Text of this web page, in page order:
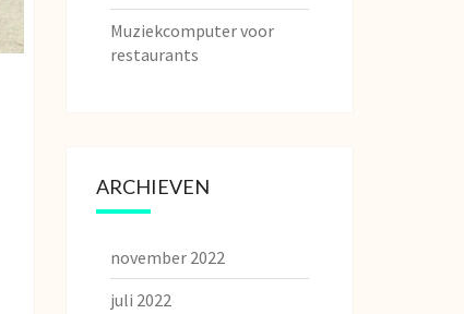
Muziekcomputer voor
restaurants
ARCHIEVEN
november 2022
juli 2022